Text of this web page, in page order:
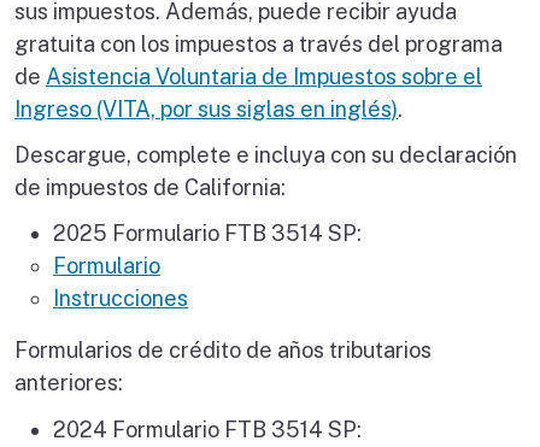
sus impuestos. Además, puede recibir ayuda
gratuita con los impuestos a través del programa
de Asistencia Voluntaria de Impuestos sobre el
Ingreso (VITA, por sus siglas en inglés).
Descargue, complete e incluya con su declaración
de impuestos de California:
2025 Formulario FTB 3514 SP:
Formulario
Instrucciones
Formularios de crédito de años tributarios
anteriores:
2024 Formulario FTB 3514 SP: